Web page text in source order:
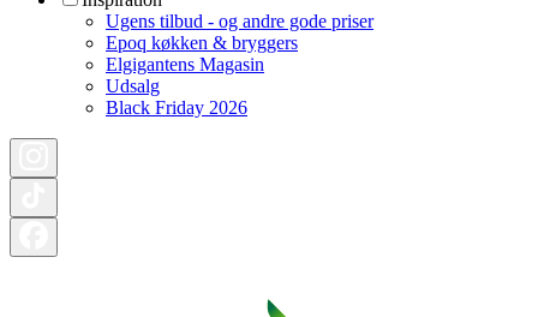
Ugens tilbud - og andre gode priser
Epoq køkken & bryggers
Elgigantens Magasin
Udsalg
Black Friday 2026